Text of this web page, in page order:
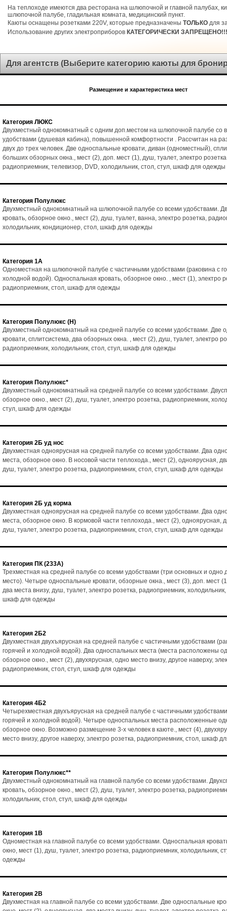
На теплоходе имеются два ресторана на шлюпочной и главной палубах,
шлюпочной палубе, гладильная комната, медицинский пункт.
Каюты оснащены розетками 220V, которые предназначены ТОЛЬКО для
Использование других электроприборов КАТЕГОРИЧЕСКИ ЗАПРЕЩЕНО!!!
Для агентств (Выберите категорию каюты для
Размещение и характеристика мест
Категория ЛЮКС
Двухместный однокомнатный с одним доп.местом на шлюпочной палубе со
удобствами (душевая кабина), повышенной комфортности . Рассчитан на
двух до трех человек. Две односпальные кровати, диван (одноместный),
больших обзорных окна., мест (2), доп. мест (1), душ, туалет, электро
радиоприемник, телевизор, DVD, холодильник, стол, стул, шкаф для одежды
Категория Полулюкс
Двухместный однокомнатный на шлюпочной палубе со всеми удобствами.
кровать, обзорное окно., мест (2), душ, туалет, ванна, электро розетка,
холодильник, кондиционер, стол, шкаф для одежды
Категория 1А
Одноместная на шлюпочной палубе с частичными удобствами (раковина с
холодной водой). Односпальная кровать, обзорное окно. , мест (1), электро
радиоприемник, стол, шкаф для одежды
Категория Полулюкс (Н)
Двухместный однокомнатный на средней палубе со всеми удобствами. Две
кровати, сплитсистема, два обзорных окна. , мест (2), душ, туалет, электро
радиоприемник, холодильник, стол, стул, шкаф для одежды
Категория Полулюкс*
Двухместный однокомнатный на средней палубе со всеми удобствами.
обзорное окно., мест (2), душ, туалет, электро розетка, радиоприемник,
стул, шкаф для одежды
Категория 2Б уд нос
Двухместная одноярусная на средней палубе со всеми удобствами. Два
места, обзорное окно. В носовой части теплохода., мест (2), одноярусная,
душ, туалет, электро розетка, радиоприемник, стол, стул, шкаф для одежды
Категория 2Б уд корма
Двухместная одноярусная на средней палубе со всеми удобствами. Два
места, обзорное окно. В кормовой части теплохода., мест (2), одноярусная,
душ, туалет, электро розетка, радиоприемник, стол, стул, шкаф для одежды
Категория ПК (233А)
Трехместная на средней палубе со всеми удобствами (три основных и одно
место). Четыре односпальные кровати, обзорные окна., мест (3), доп. мест
два места внизу, душ, туалет, электро розетка, радиоприемник, холодильник,
шкаф для одежды
Категория 2Б2
Двухместная двухъярусная на средней палубе с частичными удобствами
горячей и холодной водой). Два односпальных места (места расположены
обзорное окно., мест (2), двухярусная, одно место внизу, другое наверху,
радиоприемник, стол, стул, шкаф для одежды
Категория 4Б2
Четырехместная двухъярусная на средней палубе с частичными
горячей и холодной водой). Четыре односпальных места расположенные
обзорное окно. Возможно размещение 3-х человек в каюте., мест (4),
место внизу, другое наверху, электро розетка, радиоприемник, стол, шкаф
Категория Полулюкс**
Двухместный однокомнатный на главной палубе со всеми удобствами.
кровать, обзорное окно., мест (2), душ, туалет, электро розетка,
холодильник, стол, стул, шкаф для одежды
Категория 1В
Одноместная на главной палубе со всеми удобствами. Односпальная
окно, мест (1), душ, туалет, электро розетка, радиоприемник, холодильник,
одежды
Категория 2В
Двухместная на главной палубе со всеми удобствами. Две односпальные